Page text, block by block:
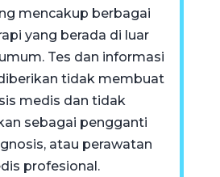
mencakup berbagai
yang berada di luar
Tes dan informasi
tidak membuat
medis dan tidak
sebagai pengganti
atau perawatan
profesional.